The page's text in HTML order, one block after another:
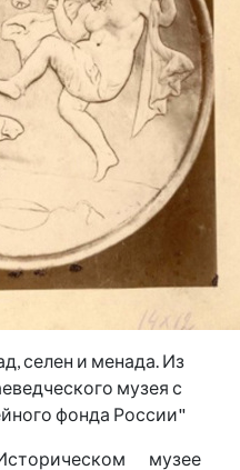
селен и менада. Из
музея с
фонда России"
музее